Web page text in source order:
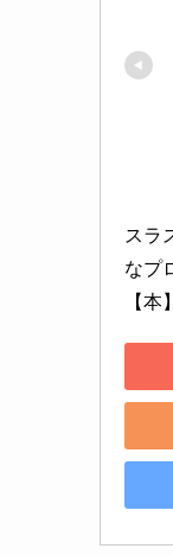
スラ
なプ
【本】